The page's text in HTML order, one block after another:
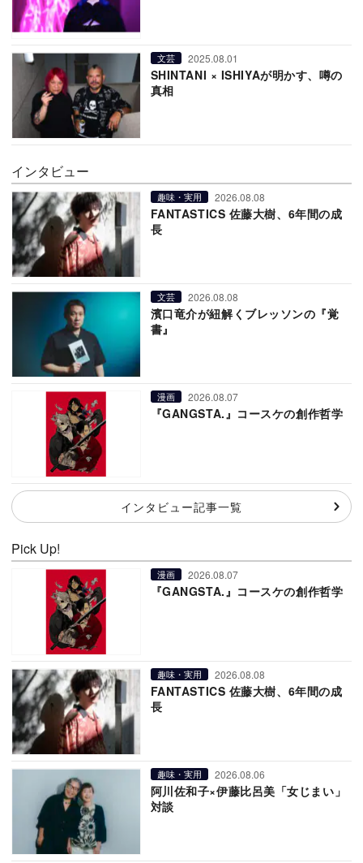
文芸 2025.08.01
SHINTANI × ISHIYAが明かす、噂の
真相
インタビュー
趣味・実用 2026.08.08
FANTASTICS 佐藤大樹、6年間の成
長
文芸 2026.08.08
濱口竜介が紐解くブレッソンの『覚
書』
漫画 2026.08.07
『GANGSTA.』コースケの創作哲学
インタビュー記事一覧
Pick Up!
漫画 2026.08.07
『GANGSTA.』コースケの創作哲学
趣味・実用 2026.08.08
FANTASTICS 佐藤大樹、6年間の成
長
趣味・実用 2026.08.06
阿川佐和子×伊藤比呂美「女じまい」
対談